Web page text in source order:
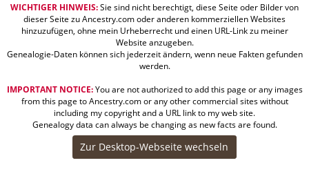
WICHTIGER HINWEIS:Sie sind nicht berechtigt, diese Seite oder Bilder von
dieser Seite zu Ancestry.com oder anderen kommerziellen Websites
hinzuzufügen, ohne mein Urheberrecht und einen URL-Link zu meiner
Website anzugeben.
Genealogie-Daten können sich jederzeit ändern, wenn neue Fakten gefunden
werden.
IMPORTANT NOTICE:You are not authorized to add this page or any images
from this page to Ancestry.com or any other commercial sites without
including my copyright and a URL link to my web site.
Genealogy data can always be changing as new facts are found.
Zur Desktop-Webseite wechseln